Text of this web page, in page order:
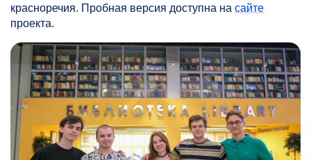
красноречия. Пробная версия доступна на сайте
проекта.